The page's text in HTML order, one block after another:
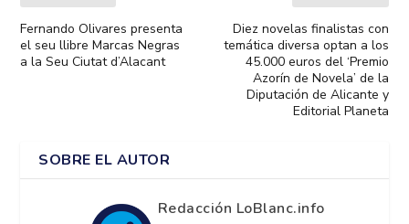
Fernando Olivares presenta
el seu llibre Marcas Negras
a la Seu Ciutat d’Alacant
Diez novelas finalistas con
temática diversa optan a los
45.000 euros del ‘Premio
Azorín de Novela’ de la
Diputación de Alicante y
Editorial Planeta
SOBRE EL AUTOR
Redacción LoBlanc.info